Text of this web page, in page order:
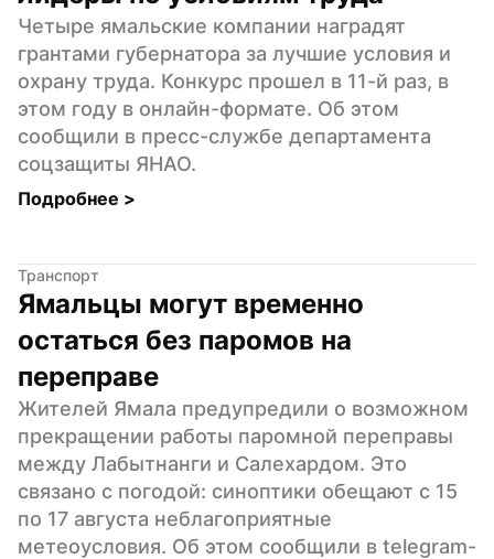
Четыре ямальские компании наградят
грантами губернатора за лучшие условия и
охрану труда. Конкурс прошел в 11-й раз, в
этом году в онлайн-формате. Об этом
сообщили в пресс-службе департамента
соцзащиты ЯНАО.
Подробнее >
Транспорт
Ямальцы могут временно
остаться без паромов на
переправе
Жителей Ямала предупредили о возможном
прекращении работы паромной переправы
между Лабытнанги и Салехардом. Это
связано с погодой: синоптики обещают с 15
по 17 августа неблагоприятные
метеоусловия. Об этом сообщили в telegram-